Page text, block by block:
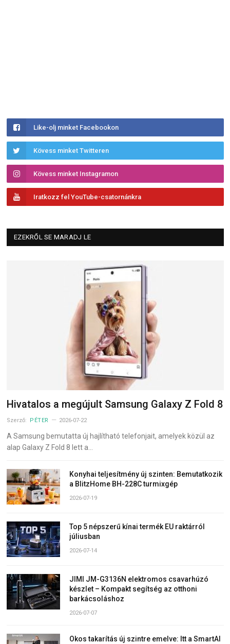
Like-olj minket Facebookon
Kövess minket Twitteren
Kövess minket Instagramon
Iratkozz fel YouTube-csatornánkra
EZEKRŐL SE MARADJ LE
Hivatalos a megújult Samsung Galaxy Z Fold 8
Szerző: PÉTER 2026-07-22
A Samsung bemutatta új hajlítható telefonjait, amelyek közül az
alap Galaxy Z Fold 8 lett a…
Konyhai teljesítmény új szinten: Bemutatkozik
a BlitzHome BH-228C turmixgép
2026-07-19
Top 5 népszerű kínai termék EU raktárról
júliusban
2026-07-14
JIMI JM-G3136N elektromos csavarhúzó
készlet – Kompakt segítség az otthoni
barkácsoláshoz
2026-07-07
Okos takarítás új szintre emelve: Itt a SmartAI